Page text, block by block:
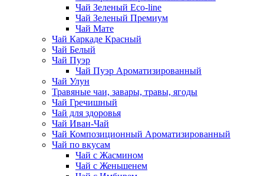
Чай Зеленый Eco-line
Чай Зеленый Премиум
Чай Мате
Чай Каркаде Красный
Чай Белый
Чай Пуэр
Чай Пуэр Ароматизированный
Чай Улун
Травяные чаи, завары, травы, ягоды
Чай Гречишный
Чай для здоровья
Чай Иван-Чай
Чай Композиционный Ароматизированный
Чай по вкусам
Чай с Жасмином
Чай с Женьшенем